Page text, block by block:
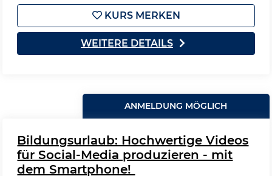
KURS MERKEN
WEITERE DETAILS
ANMELDUNG MÖGLICH
Bildungsurlaub: Hochwertige Videos
für Social-Media produzieren - mit
dem Smartphone!